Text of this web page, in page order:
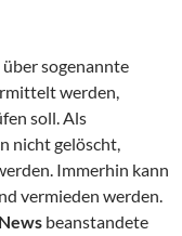
sogenannte
werden,
soll. Als
nicht gelöscht,
Immerhin kann
vermieden werden.
beanstandete